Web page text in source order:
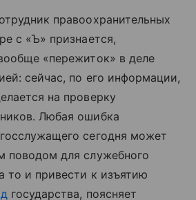
правоохранительных
с «Ъ» признается,
«пережиток» в деле
сейчас, по его информации,
на проверку
Любая ошибка
сегодня может
поводом для служебного
то и привести к изъятию
государства, поясняет